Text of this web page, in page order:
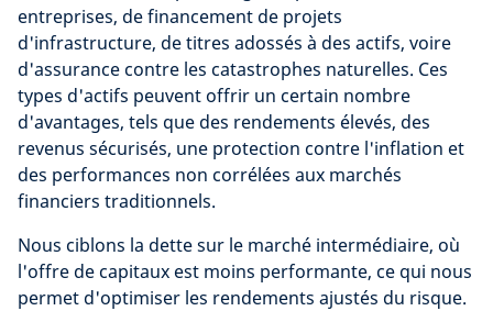
entreprises, de financement de projets
d'infrastructure, de titres adossés à des actifs, voire
d'assurance contre les catastrophes naturelles. Ces
types d'actifs peuvent offrir un certain nombre
d'avantages, tels que des rendements élevés, des
revenus sécurisés, une protection contre l'inflation et
des performances non corrélées aux marchés
financiers traditionnels.
Nous ciblons la dette sur le marché intermédiaire, où
l'offre de capitaux est moins performante, ce qui nous
permet d'optimiser les rendements ajustés du risque.